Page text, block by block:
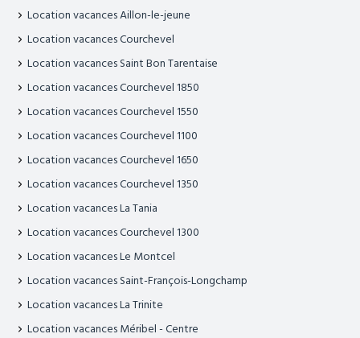
Location vacances Aillon-le-jeune
Location vacances Courchevel
Location vacances Saint Bon Tarentaise
Location vacances Courchevel 1850
Location vacances Courchevel 1550
Location vacances Courchevel 1100
Location vacances Courchevel 1650
Location vacances Courchevel 1350
Location vacances La Tania
Location vacances Courchevel 1300
Location vacances Le Montcel
Location vacances Saint-François-Longchamp
Location vacances La Trinite
Location vacances Méribel - Centre